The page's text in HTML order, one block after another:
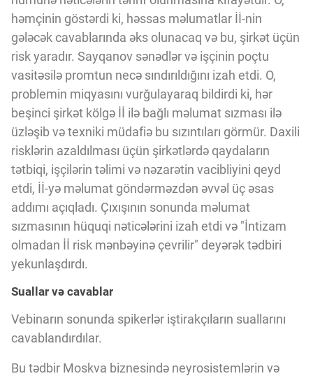
həmçinin göstərdi ki, həssas məlumatlar İİ-nin
gələcək cavablarında əks olunacaq və bu, şirkət üçün
risk yaradır. Sayqanov sənədlər və işçinin poçtu
vasitəsilə promtun necə sındırıldığını izah etdi. O,
problemin miqyasını vurğulayaraq bildirdi ki, hər
beşinci şirkət kölgə İİ ilə bağlı məlumat sızması ilə
üzləşib və texniki müdafiə bu sızıntıları görmür. Daxili
risklərin azaldılması üçün şirkətlərdə qaydaların
tətbiqi, işçilərin təlimi və nəzarətin vacibliyini qeyd
etdi, İİ-yə məlumat göndərməzdən əvvəl üç əsas
addımı açıqladı. Çıxışının sonunda məlumat
sızmasının hüquqi nəticələrini izah etdi və "İntizam
olmadan İİ risk mənbəyinə çevrilir" deyərək tədbiri
yekunlaşdırdı.
Suallar və cavablar
Vebinarın sonunda spikerlər iştirakçıların suallarını
cavablandırdılar.
Bu tədbir Moskva biznesində neyrosistemlərin və